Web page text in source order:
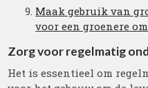
Maak gebruik van
voor een groenere
Zorg voor regelmatig
Het is essentieel om